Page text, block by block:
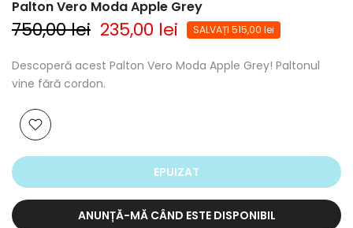
Palton Vero Moda Apple Grey
750,00 lei 235,00 lei SALVAȚI 515,00 lei
Descoperă acest Palton Vero Moda Apple Grey! Paltonul
vine fără cordon.
EPUIZAT
ANUNȚĂ-MĂ CÂND ESTE DISPONIBIL